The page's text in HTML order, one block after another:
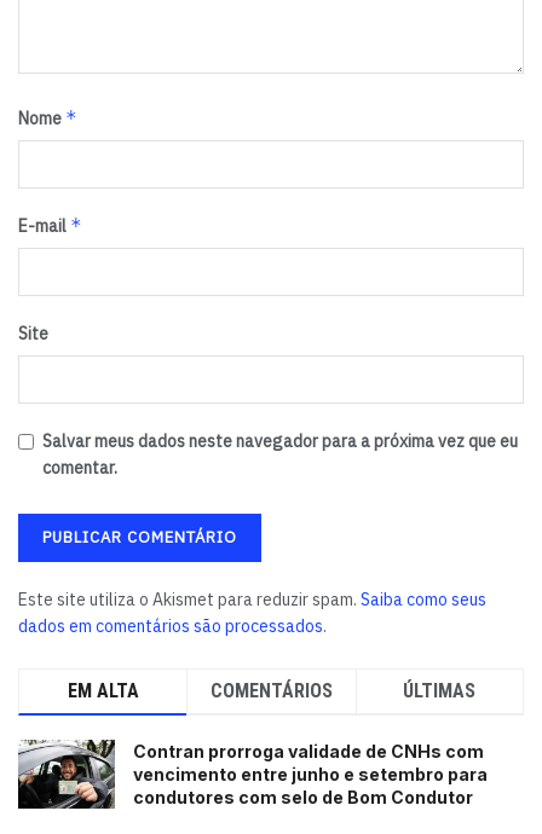
Nome *
E-mail *
Site
Salvar meus dados neste navegador para a próxima vez que eu
comentar.
Este site utiliza o Akismet para reduzir spam. Saiba como seus
dados em comentários são processados.
EM ALTA COMENTÁRIOS ÚLTIMAS
Contran prorroga validade de CNHs com
vencimento entre junho e setembro para
condutores com selo de Bom Condutor